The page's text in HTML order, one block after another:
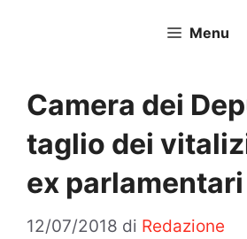
Menu
Camera dei
taglio dei
ex parlamentari
12/07/2018 di Redazione